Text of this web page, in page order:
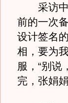
采访中
前的一次
设计签名
相，要为
服，“别说
完，张娟